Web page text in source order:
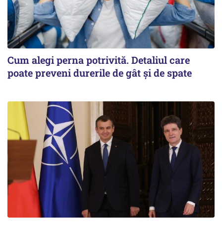
Cum alegi perna potrivită. Detaliul care
poate preveni durerile de gât și de spate